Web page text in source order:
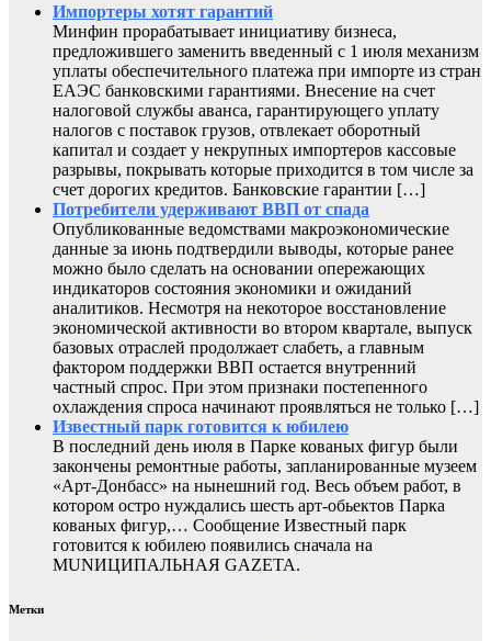
Импортеры хотят гарантий
Минфин прорабатывает инициативу бизнеса,
предложившего заменить введенный с 1 июля механизм
уплаты обеспечительного платежа при импорте из стран
ЕАЭС банковскими гарантиями. Внесение на счет
налоговой службы аванса, гарантирующего уплату
налогов с поставок грузов, отвлекает оборотный
капитал и создает у некрупных импортеров кассовые
разрывы, покрывать которые приходится в том числе за
счет дорогих кредитов. Банковские гарантии […]
Потребители удерживают ВВП от спада
Опубликованные ведомствами макроэкономические
данные за июнь подтвердили выводы, которые ранее
можно было сделать на основании опережающих
индикаторов состояния экономики и ожиданий
аналитиков. Несмотря на некоторое восстановление
экономической активности во втором квартале, выпуск
базовых отраслей продолжает слабеть, а главным
фактором поддержки ВВП остается внутренний
частный спрос. При этом признаки постепенного
охлаждения спроса начинают проявляться не только […]
Известный парк готовится к юбилею
В последний день июля в Парке кованых фигур были
закончены ремонтные работы, запланированные музеем
«Арт-Донбасс» на нынешний год. Весь объем работ, в
котором остро нуждались шесть арт-обьектов Парка
кованых фигур,… Сообщение Известный парк
готовится к юбилею появились сначала на
MUNИЦИПАЛЬНАЯ GAZЕТА.
Метки